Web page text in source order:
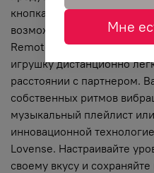
кнопками в основании
возможности не
Remote. Установить на
игрушку дистанционно
расстоянии с партнером.
собственных ритмов
музыкальный плейлист
инновационной
Lovense. Настраивайте
своему вкусу и
Мне